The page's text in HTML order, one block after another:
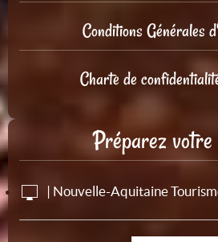
Conditions Générales
Charte de
Préparez
| Nouvelle-Aquitaine